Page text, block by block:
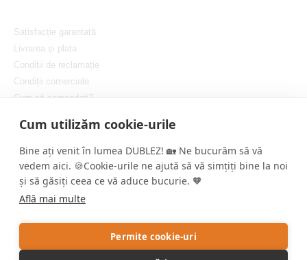
Cum utilizăm cookie-urile
Bine ați venit în lumea DUBLEZ! 🏡 Ne bucurăm să vă
vedem aici. 🍪Cookie-urile ne ajută să vă simțiți bine la noi
și să găsiți ceea ce vă aduce bucurie. 🧡
Află mai multe
Permite cookie-uri
Satisfacție garantată
Livrarea și plata
Condiții de reclamație
Condiții comerciale
Cum să comandați?
Setați cookie-urile
Copyright © DUBLEZ 2026 | Toate drepturile rezervate
Crearea magazinelor online performante de către